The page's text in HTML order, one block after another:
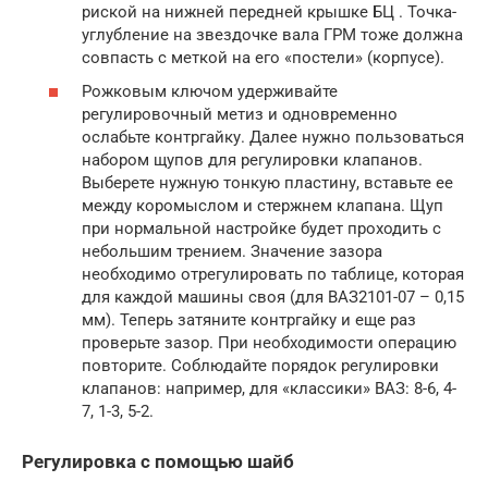
риской на нижней передней крышке БЦ . Точка-
углубление на звездочке вала ГРМ тоже должна
совпасть с меткой на его «постели» (корпусе).
Рожковым ключом удерживайте
регулировочный метиз и одновременно
ослабьте контргайку. Далее нужно пользоваться
набором щупов для регулировки клапанов.
Выберете нужную тонкую пластину, вставьте ее
между коромыслом и стержнем клапана. Щуп
при нормальной настройке будет проходить с
небольшим трением. Значение зазора
необходимо отрегулировать по таблице, которая
для каждой машины своя (для ВАЗ2101-07 – 0,15
мм). Теперь затяните контргайку и еще раз
проверьте зазор. При необходимости операцию
повторите. Соблюдайте порядок регулировки
клапанов: например, для «классики» ВАЗ: 8-6, 4-
7, 1-3, 5-2.
Регулировка с помощью шайб